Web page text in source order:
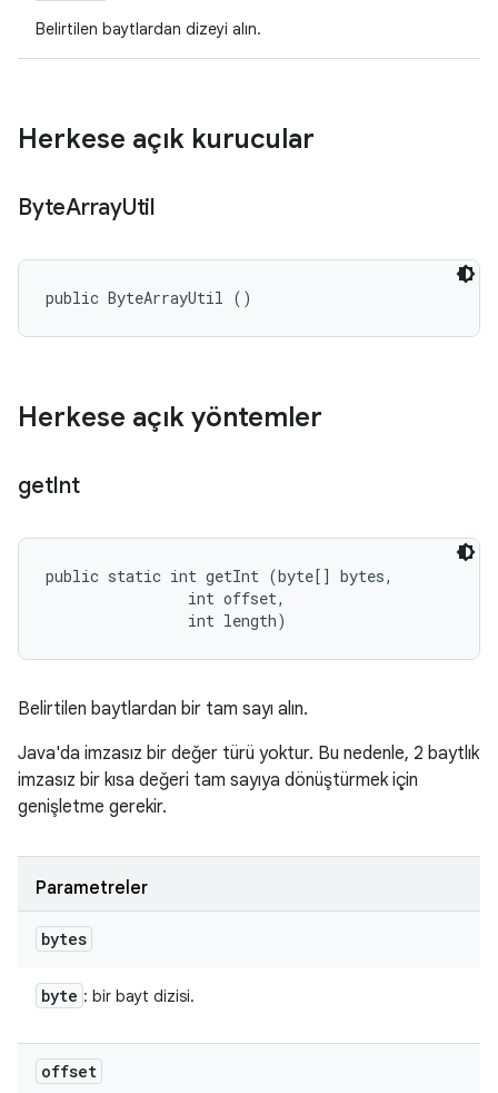
Belirtilen baytlardan dizeyi alın.
Herkese açık kurucular
ByteArrayUtil
public ByteArrayUtil ()
Herkese açık yöntemler
getInt
public static int getInt (byte[] bytes,
                int offset,
                int length)
Belirtilen baytlardan bir tam sayı alın.
Java'da imzasız bir değer türü yoktur. Bu nedenle, 2 baytlık
imzasız bir kısa değeri tam sayıya dönüştürmek için
genişletme gerekir.
Parametreler
bytes
byte : bir bayt dizisi.
offset